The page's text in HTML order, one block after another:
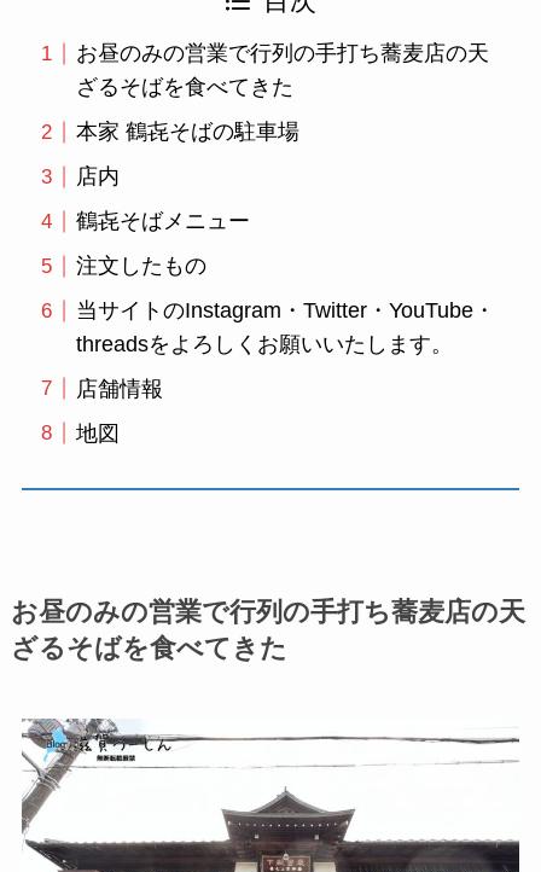
お昼のみの営業で行列の手打ち蕎麦店の天
ざるそばを食べてきた
本家 鶴㐂そばの駐車場
店内
鶴㐂そばメニュー
注文したもの
当サイトのInstagram・Twitter・YouTube・
threadsをよろしくお願いいたします。
店舗情報
地図
お昼のみの営業で行列の手打ち蕎麦店の天
ざるそばを食べてきた